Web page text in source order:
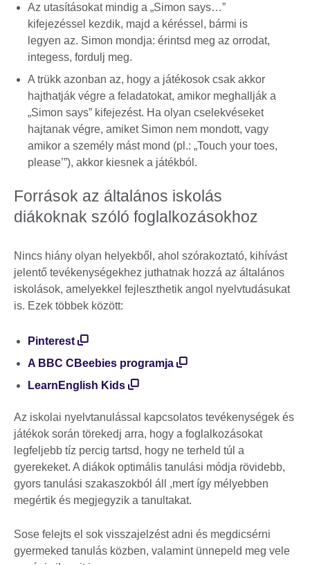
Az utasításokat mindig a „Simon says…”
kifejezéssel kezdik, majd a kéréssel, bármi is
legyen az. Simon mondja: érintsd meg az orrodat,
integess, fordulj meg.
A trükk azonban az, hogy a játékosok csak akkor
hajthatják végre a feladatokat, amikor meghallják a
„Simon says” kifejezést. Ha olyan cselekvéseket
hajtanak végre, amiket Simon nem mondott, vagy
amikor a személy mást mond (pl.: „Touch your toes,
please’”), akkor kiesnek a játékból.
Források az általános iskolás
diákoknak szóló foglalkozásokhoz
Nincs hiány olyan helyekből, ahol szórakoztató, kihívást
jelentő tevékenységekhez juthatnak hozzá az általános
iskolások, amelyekkel fejleszthetik angol nyelvtudásukat
is. Ezek többek között:
Pinterest
A BBC CBeebies programja
LearnEnglish Kids
Az iskolai nyelvtanulással kapcsolatos tevékenységek és
játékok során törekedj arra, hogy a foglalkozásokat
legfeljebb tíz percig tartsd, hogy ne terheld túl a
gyerekeket. A diákok optimális tanulási módja rövidebb,
gyors tanulási szakaszokból áll ,mert így mélyebben
megértik és megjegyzik a tanultakat.
Sose felejts el sok visszajelzést adni és megdicsérni
gyermeked tanulás közben, valamint ünnepeld meg vele